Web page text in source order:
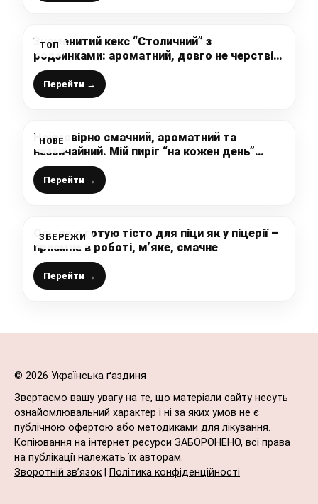
ТОП
Знаменитий кекс “Столичний” з
родзинками: ароматний, довго не черствіє,
з кожним днем ​​стає тільки смачніше
Перейти →
НОВЕ
Неймовірно смачний, ароматний та
незвичайний. Мій пиріг “на кожен день”
готується просто, швидко і без зайвих
проблем
Перейти →
ЗБЕРЕЖИ
Ось як я готую тісто для піци як у піцерії –
приємне в роботі, м’яке, смачне
Перейти →
© 2026 Українська ґаздиня
Звертаємо вашу увагу на те, що матеріали сайту несуть
ознайомлювальний характер і ні за яких умов не є
публічною офертою або методиками для лікування.
Копіювання на інтернет ресурси ЗАБОРОНЕНО, всі права
на публікації належать їх авторам.
Зворотній зв’язок
Політика конфіденційності